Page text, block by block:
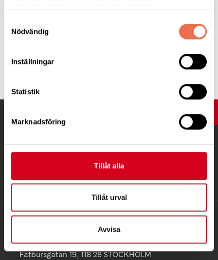
Nödvändig
Inställningar
Statistik
Marknadsföring
Tillåt alla
Tillåt urval
Avvisa
Tipsa
UPP
KONTAKT
Besöksadress:
Fatbursgatan 19, 118 28 STOCKHOLM